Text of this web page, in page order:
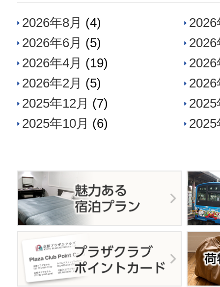
2026年8月 (4)
2026年6月 (5)
2026年4月 (19)
2026年2月 (5)
2025年12月 (7)
2025年10月 (6)